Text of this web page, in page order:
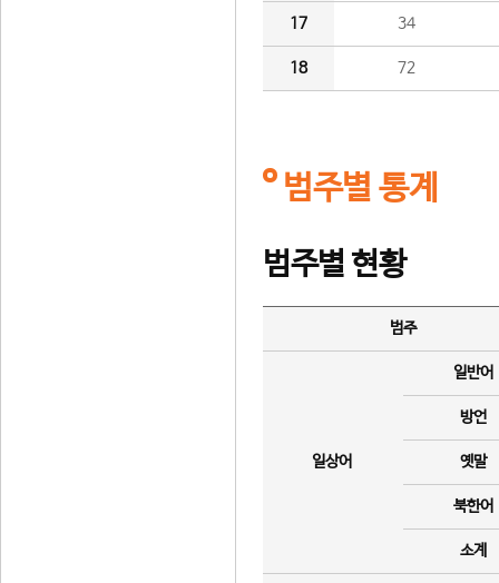
17 34
18 72
범주별 통계
범주별 현황
범주
일상어
일반어
방언
옛말
북한어
소계